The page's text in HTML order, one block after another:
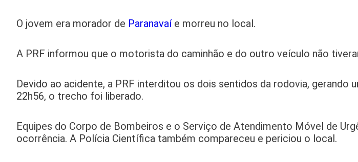
O jovem era morador de Paranavaíe morreu no local.
A PRF informou que o motorista do caminhão e do outro veículo não
Devido ao acidente, a PRF interditou os dois sentidos da rodovia, gerando
22h56, o trecho foi liberado.
Equipes do Corpo de Bombeiros e o Serviço de Atendimento Móvel de
ocorrência. A Polícia Científica também compareceu e periciou o local.